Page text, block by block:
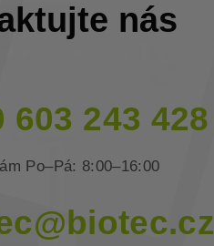
nás
603 243 428
Po–Pá: 8:00–16:00